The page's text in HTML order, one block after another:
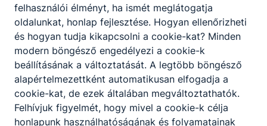
Szakképző iskola:
A szakképző iskola kizárólag szakmai
vizsgára felkészítő képzéseire azok
jelentkezhetnek, akik legalább a középiskola
tizedik évfolyamát elvégezték. A képzési idő
főszabály szerint 2 év, de a fent leírtak
felhasználói élményt, ha ismét meglátogatja
oldalunkat, honlap fejlesztése. Hogyan ellenőrizheti
és hogyan tudja kikapcsolni a cookie-kat? Minden
modern böngésző engedélyezi a cookie-k
beállításának a változtatását. A legtöbb böngésző
alapértelmezettként automatikusan elfogadja a
cookie-kat, de ezek általában megváltoztathatók.
Felhívjuk figyelmét, hogy mivel a cookie-k célja
honlapunk használhatóságának és folyamatainak